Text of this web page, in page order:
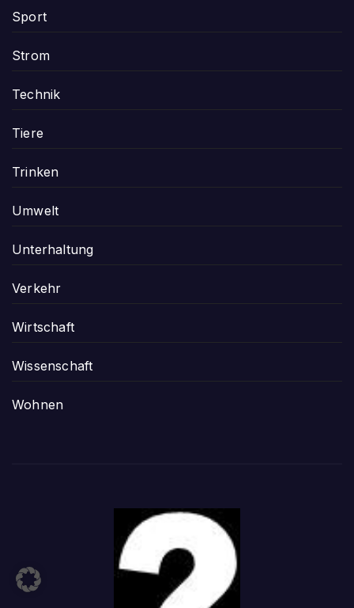
Sport
Strom
Technik
Tiere
Trinken
Umwelt
Unterhaltung
Verkehr
Wirtschaft
Wissenschaft
Wohnen